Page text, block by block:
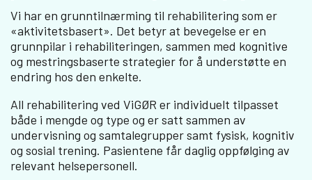
Vi har en grunntilnærming til rehabilitering som er
«aktivitetsbasert». Det betyr at bevegelse er en
grunnpilar i rehabiliteringen, sammen med kognitive
og mestringsbaserte strategier for å understøtte en
endring hos den enkelte.
All rehabilitering ved ViGØR er individuelt tilpasset
både i mengde og type og er satt sammen av
undervisning og samtalegrupper samt fysisk, kognitiv
og sosial trening. Pasientene får daglig oppfølging av
relevant helsepersonell.